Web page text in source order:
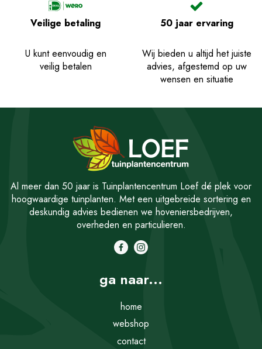
Veilige betaling
U kunt eenvoudig en
veilig betalen
50 jaar ervaring
Wij bieden u altijd het juiste
advies, afgestemd op uw
wensen en situatie
Al meer dan 50 jaar is Tuinplantencentrum Loef dé plek voor
hoogwaardige tuinplanten. Met een uitgebreide sortering en
deskundig advies bedienen we hoveniersbedrijven,
overheden en particulieren.
ga naar...
home
webshop
contact